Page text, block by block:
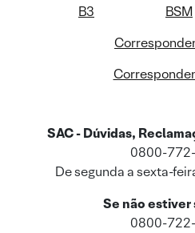
B3 BSM
SAC - Dúvidas,
0800-
De segunda a sexta-
Se não
0800-